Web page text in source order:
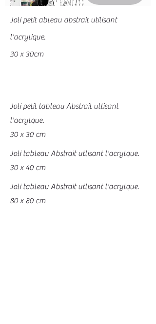
Joli petit ableau abstrait utilisant
l'acrylique.
30 x 30cm
Joli petit tableau Abstrait utlisant
l'acrylque.
30 x 30 cm
Joli tableau Abstrait utlisant l'acrylque.
30 x 40 cm
Joli tableau Abstrait utlisant l'acrylque.
80 x 80 cm